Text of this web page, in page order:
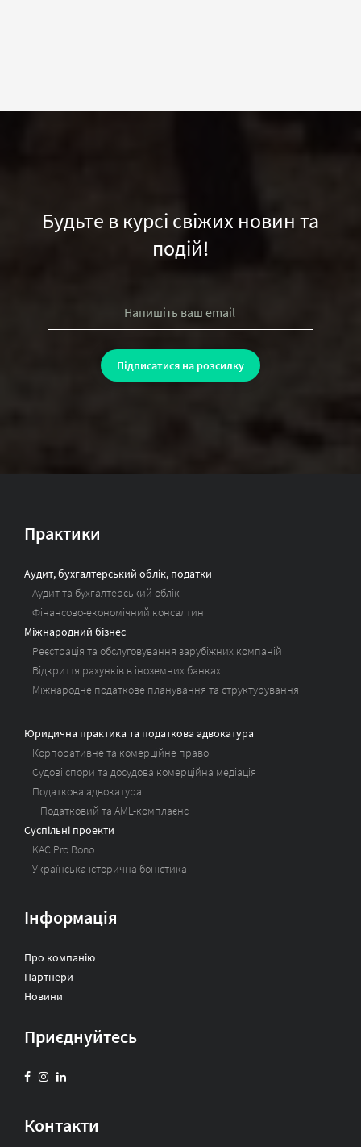
Будьте в курсі свіжих новин та
подій!
Практики
Аудит, бухгалтерський облік, податки
Аудит та бухгалтерський облік
Фінансово-економічний консалтинг
Міжнародний бізнес
Реєстрація та обслуговування зарубіжних компаній
Відкриття рахунків в іноземних банках
Міжнародне податкове планування та структурування
Юридична практика та податкова адвокатура
Корпоративне та комерційне право
Судові спори та досудова комерційна медіація
Податкова адвокатура
Податковий та AML-комплаєнс
Суспільні проекти
KAC Pro Bono
Українська історична боністика
Інформація
Про компанію
Партнери
Новини
Приєднуйтесь
Контакти